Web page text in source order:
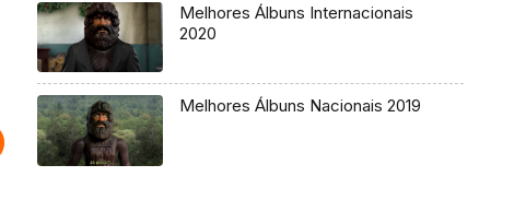
Melhores Álbuns Internacionais
2020
Melhores Álbuns Nacionais 2019